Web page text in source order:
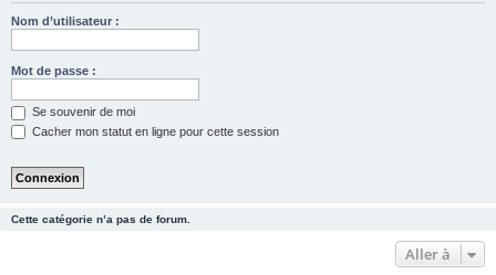
e
Nom d’utilisateur :
Mot de passe :
Se souvenir de moi
Cacher mon statut en ligne pour cette session
Cette catégorie n’a pas de forum.
Aller à